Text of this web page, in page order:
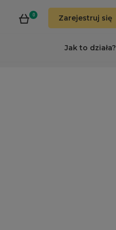
0 Zarejestruj się
Jak to działa?